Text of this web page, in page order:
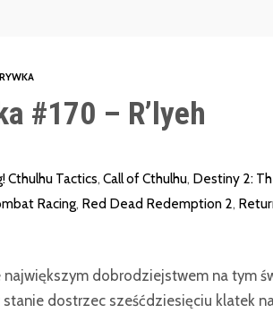
#170 – R’lyeh
Cthulhu Tactics, Call of Cthulhu, Destiny 2:
Racing, Red Dead Redemption 2,
największym dobrodziejstwem na tym
dostrzec sześćdziesięciu klatek